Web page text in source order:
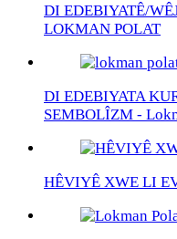
DI EDEBIYATÊ/
LOKMAN POLAT
DI EDEBIYATA
SEMBOLÎZM -
HÊVIYÊ XWE LI